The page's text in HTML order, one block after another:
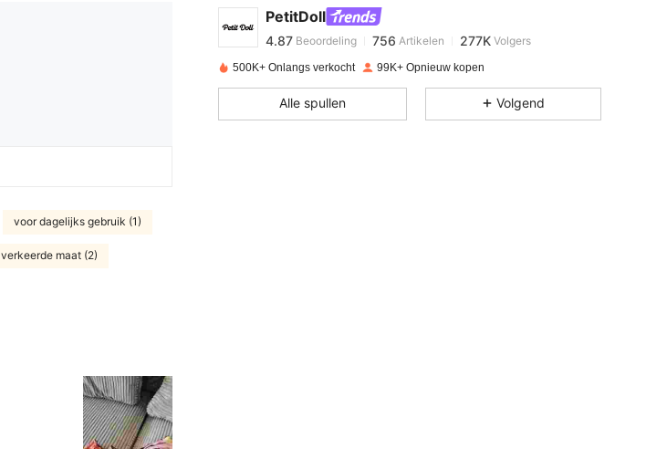
voor dagelijks gebruik (1)
verkeerde maat (2)
PetitDoll
4.87 756 277K
s***3betaalde1 dag geleden
4.87 756 277K
500K+ Onlangs verkocht 99K+ Opnieuw kopen
Alle spullen Volgend